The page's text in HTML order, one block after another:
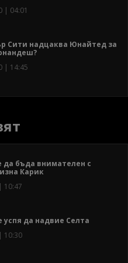
| 04:01
Сити надцаква Юнайтед за
| 14:45
да бъда внимателен с
Карик
10:47
успя да надвие Селта
10:30